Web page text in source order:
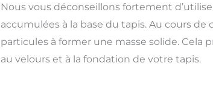
Nous vous déconseillons fortement
accumulées à la base du tapis. Au cours
particules à former une masse solide. Cela
au velours et à la fondation de votre tapis.